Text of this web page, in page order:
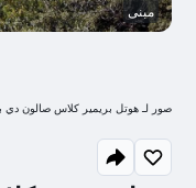
مبنى
صور لـ هوتل بريمير كلاس صالون دي